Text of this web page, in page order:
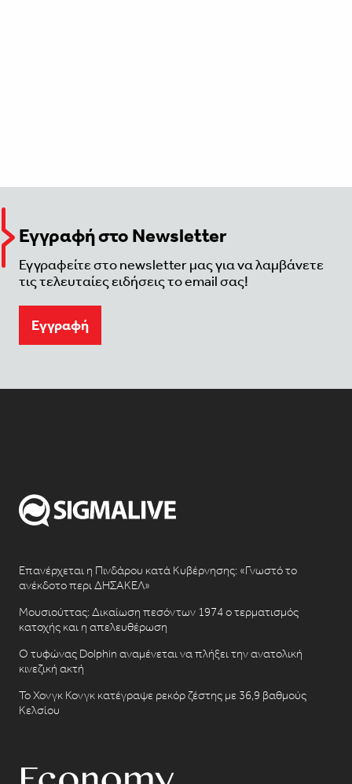
Εγγραφή στο Newsletter
Εγγραφείτε στο newsletter μας για να λαμβάνετε
τις τελευταίες ειδήσεις το email σας!
Eγγραφή
Επανέρχεται η Πινδάρου κατά Κυβέρνησης: «Γνωστό το
ανέκδοτο περι ΔΗΣΑΚΕΛ»
Μουσιούττας: Δικαίωση πεσόντων 1974 ο τερματισμός
κατοχής και η απελευθέρωση
Ο τυφώνας Dolphin αναμένεται να πλήξει την ανατολική
κινεζική ακτή
Το Χονγκ Κονγκ κατέγραψε ρεκόρ ζέστης με 36,9 βαθμούς
Κελσίου